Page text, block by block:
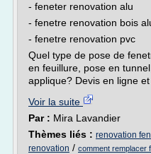
- feneter renovation alu
- fenetre renovation bois
- fenetre renovation pvc
Quel type de pose de
en feuillure, pose en
applique? Devis en ligne
Voir la suite
Par : Mira Lavandier
Thèmes liés : renovation
renovation / comment remplacer